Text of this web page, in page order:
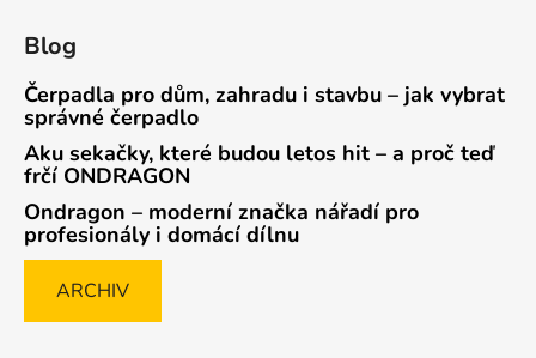
Blog
Čerpadla pro dům, zahradu i stavbu – jak vybrat
správné čerpadlo
Aku sekačky, které budou letos hit – a proč teď
frčí ONDRAGON
Ondragon – moderní značka nářadí pro
profesionály i domácí dílnu
ARCHIV